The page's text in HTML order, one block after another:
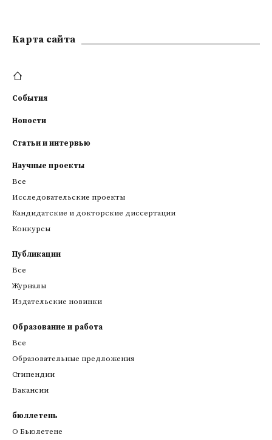
Kарта сайта
События
Новости
Статьи и интервью
Научные проекты
Все
Исследовательские проекты
Кандидатские и докторские диссертации
Конкурсы
Публикации
Все
Журналы
Издательские новинки
Образование и работа
Все
Образовательные предложения
Стипендии
Вакансии
бюллетень
О Бьюлетене